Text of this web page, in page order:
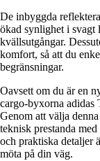
De inbyggda
ökad synlighet i svagt
kvällsutgångar.
komfort, så att du
begränsningar.
Oavsett om du är en
cargo-byxorna
Genom att välja
teknisk prestanda
och praktiska detaljer
möta på din väg.